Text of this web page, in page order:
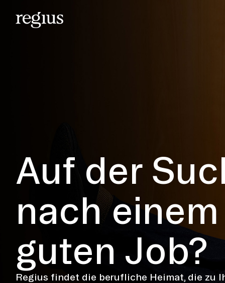
Auf der
nach
guten Job?
Regius findet die berufliche Heimat, die zu